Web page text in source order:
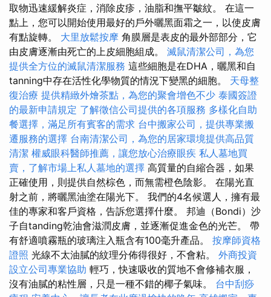
取物迅速緩解炎症，消除皮疹，油脂和撫平皺紋。 在這一
點上，您可以開始使用最好的戶外曬黑面霜之一，以使皮膚
有點旋轉。 大里放鬆按摩 角膜層是表皮的最外部部分，它
由皮膚逐漸由死亡的上皮細胞組成。 滅鼠清潔公司，為您
提供全方位的滅鼠清潔服務 這些細胞是在DHA，曬黑和自
tanning中存在活性化學物質的情況下變黑的細胞。 天母整
復治療 提供精緻外燴茶點，為您的聚會增色不少 泰國簽證
的最新申請規定 了解徵信公司提供的各項服務 多樣化自助
餐選擇，滿足所有賓客的需求 台中搬家公司，提供專業搬
遷服務的選擇 台南清潔公司，為您的居家環境提供高品質
清潔 權威眼科醫師推薦，讓您放心治療眼疾 私人墓地買
賣，了解市場上私人墓地的選擇 高質量的自縮合器，如果
正確使用，則提供自然棕色，而無需橙色陰影。 在陽光直
射之前，將曬黑油塗在陽光下。 我們的4名候選人，擁有最
佳的專家和客戶資格，告訴您選擇什麼。 邦迪（Bondi）沙
子自tanding乾油會滋潤皮膚，並逐漸促進金色的光芒。 帶
有舒適噴霧瓶的玻璃注入瓶含有100毫升產品。 按摩師資格
證照 光線不太油膩的紋理分佈得很好，不會粘。 外商投資
設立公司專業協助 輕巧，快速吸收的質地不會修補衣服，
沒有油膩的粘性層，只是一種不錯的椰子氣味。 台中刮痧